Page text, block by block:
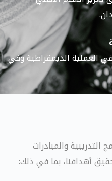
العملية الديمقراطية وفي
والمبادرات
أهدافنا، بما في ذلك: